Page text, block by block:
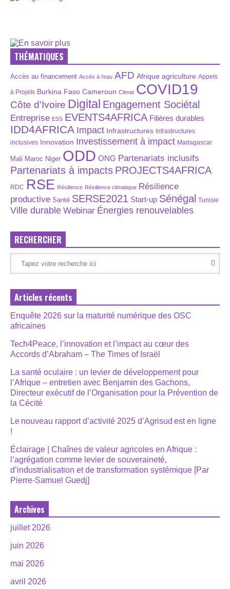
THÉMATIQUES
Accès au financement Accès à l’eau AFD Afrique agriculture Appels
à Projets Burkina Faso Cameroun Climat COVID19
Côte d'Ivoire Digital Engagement Sociétal
Entreprise ESS EVENTS4AFRICA Filières durables
IDD4AFRICA Impact Infrastructures Infrastructures
inclusives Innovation Investissement à impact Madagascar
Mali Maroc Niger ODD ONG Partenariats inclusifs
Partenariats à impacts PROJECTS4AFRICA
RDC RSE Résilience Résilience climatique Résilience
productive Santé SERSE2021 Start-up Sénégal Tunisie
Ville durable Webinar Énergies renouvelables
RECHERCHER
Articles récents
Enquête 2026 sur la maturité numérique des OSC
africaines
Tech4Peace, l’innovation et l’impact au cœur des
Accords d’Abraham – The Times of Israël
La santé oculaire : un levier de développement pour
l’Afrique – entretien avec Benjamin des Gachons,
Directeur exécutif de l’Organisation pour la Prévention de
la Cécité
Le nouveau rapport d’activité 2025 d’Agrisud est en ligne
!
Éclairage | Chaînes de valeur agricoles en Afrique :
l’agrégation comme levier de souveraineté,
d’industrialisation et de transformation systémique [Par
Pierre-Samuel Guedj]
Archives
juillet 2026
juin 2026
mai 2026
avril 2026